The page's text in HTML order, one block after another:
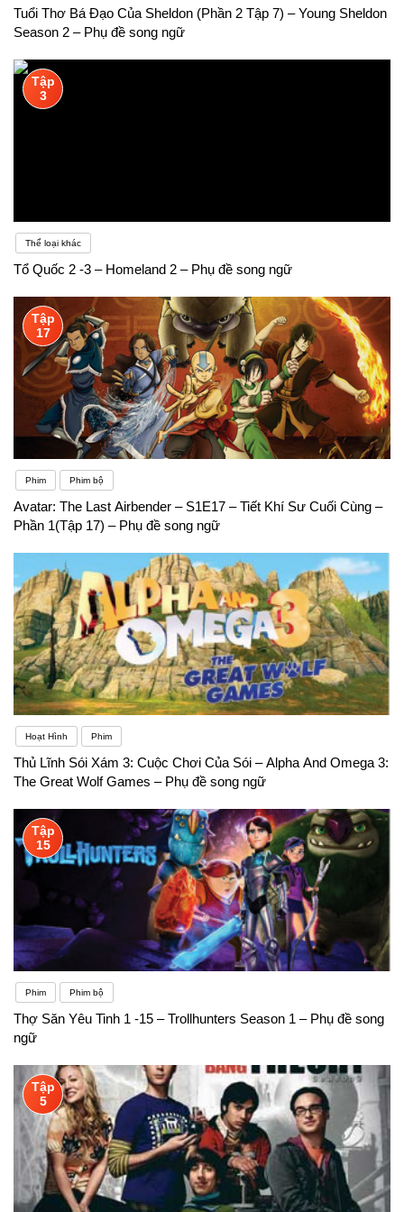
Tuổi Thơ Bá Đạo Của Sheldon (Phần 2 Tập 7) – Young Sheldon
Season 2 – Phụ đề song ngữ
Tập
3
Thể loại khác
Tổ Quốc 2 -3 – Homeland 2 – Phụ đề song ngữ
Tập
17
Phim Phim bộ
Avatar: The Last Airbender – S1E17 – Tiết Khí Sư Cuối Cùng –
Phần 1(Tập 17) – Phụ đề song ngữ
Hoạt Hình Phim
Thủ Lĩnh Sói Xám 3: Cuộc Chơi Của Sói – Alpha And Omega 3:
The Great Wolf Games – Phụ đề song ngữ
Tập
15
Phim Phim bộ
Thợ Săn Yêu Tinh 1 -15 – Trollhunters Season 1 – Phụ đề song
ngữ
Tập
5